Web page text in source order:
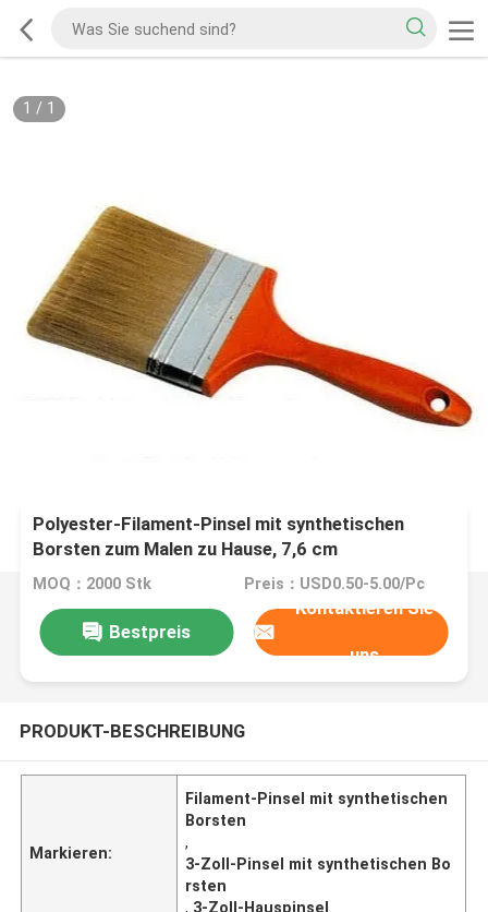
1 / 1
Polyester-Filament-Pinsel mit synthetischen
Borsten zum Malen zu Hause, 7,6 cm
MOQ：2000 Stk Preis：USD0.50-5.00/Pc
Bestpreis
Kontaktieren Sie
uns
PRODUKT-BESCHREIBUNG
Markieren:
Filament-Pinsel mit synthetischen
Borsten
,
3-Zoll-Pinsel mit synthetischen Bo
rsten
, 3-Zoll-Hauspinsel